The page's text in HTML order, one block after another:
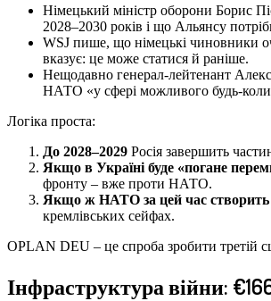
Німецький міністр оборони Борис
2028–2030 років і що Альянсу
WSJ пише, що німецькі чиновники
вказує: це може статися й раніше.
Нещодавно генерал-лейтенант
НАТО «у сфері можливого будь-
Логіка проста:
До 2028–2029 Росія завершить
Якщо в Україні буде «погане
фронту – вже проти НАТО.
Якщо ж НАТО за цей час створить
кремлівських сейфах.
OPLAN DEU – це спроба зробити третій
Інфраструктура війни: